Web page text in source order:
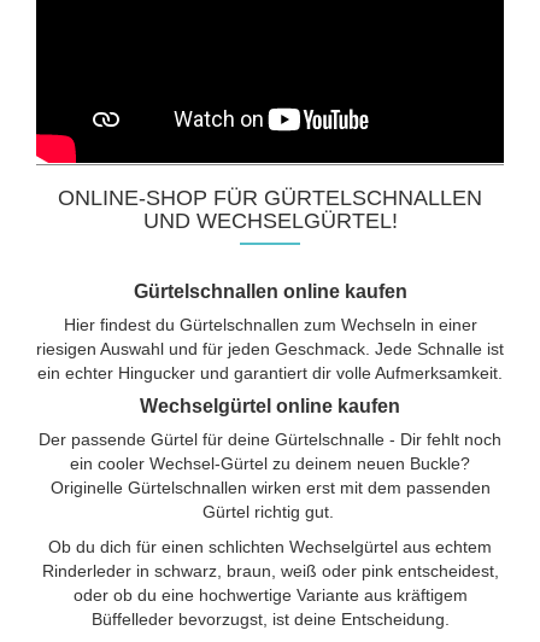
ONLINE-SHOP FÜR GÜRTELSCHNALLEN
UND WECHSELGÜRTEL!
Gürtelschnallen online kaufen
Hier findest du Gürtelschnallen zum Wechseln in einer
riesigen Auswahl und für jeden Geschmack. Jede Schnalle ist
ein echter Hingucker und garantiert dir volle Aufmerksamkeit.
Wechselgürtel online kaufen
Der passende Gürtel für deine Gürtelschnalle - Dir fehlt noch
ein cooler Wechsel-Gürtel zu deinem neuen Buckle?
Originelle Gürtelschnallen wirken erst mit dem passenden
Gürtel richtig gut.
Ob du dich für einen schlichten Wechselgürtel aus echtem
Rinderleder in schwarz, braun, weiß oder pink entscheidest,
oder ob du eine hochwertige Variante aus kräftigem
Büffelleder bevorzugst, ist deine Entscheidung.